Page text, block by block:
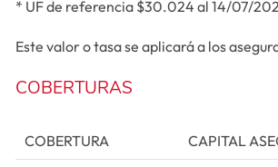
* UF de referencia $30.024 al 14/07/
Este valor o tasa se aplicará a los
COBERTURAS
COBERTURA CAPITAL